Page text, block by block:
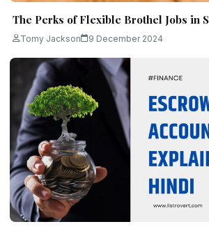
The Perks of Flexible Brothel Jobs in
Tomy Jackson 9 December 2024